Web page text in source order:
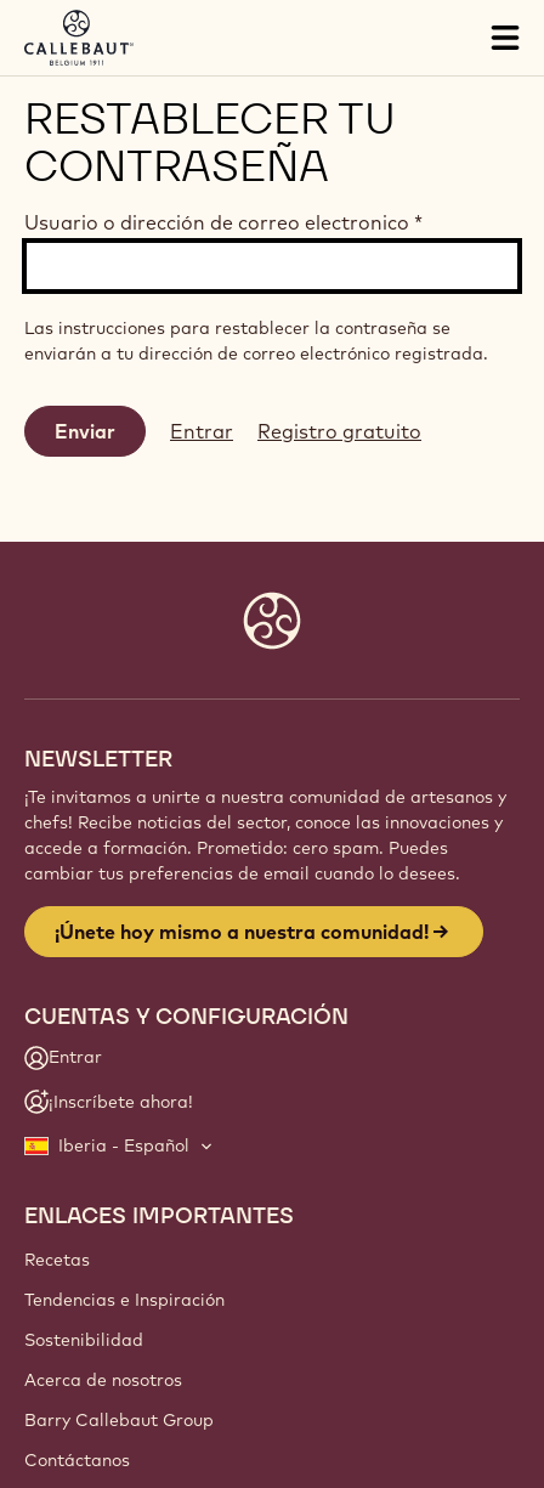
Skip to main content
RESTABLECER TU
CONTRASEÑA
Usuario o dirección de correo electronico *
Las instrucciones para restablecer la contraseña se
enviarán a tu dirección de correo electrónico registrada.
Entrar Registro gratuito
NEWSLETTER
¡Te invitamos a unirte a nuestra comunidad de artesanos y
chefs! Recibe noticias del sector, conoce las innovaciones y
accede a formación. Prometido: cero spam. Puedes
cambiar tus preferencias de email cuando lo desees.
¡Únete hoy mismo a nuestra comunidad!
CUENTAS Y CONFIGURACIÓN
Entrar
¡Inscríbete ahora!
Iberia - Español
Footer
Callebaut
ENLACES IMPORTANTES
Recetas
Tendencias e Inspiración
Sostenibilidad
Acerca de nosotros
Barry Callebaut Group
Contáctanos